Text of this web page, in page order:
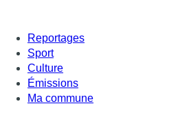
Reportages
Sport
Culture
Émissions
Ma commune